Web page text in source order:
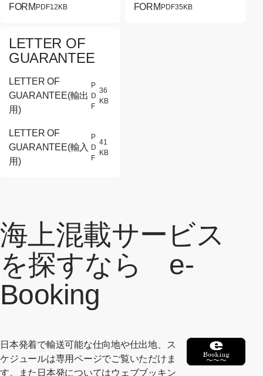
FORM PDF12KB[別ウィンドウでPDFファイルが開きます]
FORM PDF35KB[別ウィンドウで
LETTER OF
GUARANTEE
LETTER OF
GUARANTEE(輸出
用)
P
D
F
36
KB
LETTER OF
GUARANTEE(輸入
用)
P
D
F
41
KB
海上混載サービス
を探すなら e-
Booking
日本発着で輸送可能な仕向地や仕出地、ス
ケジュールは専用ページでご覧いただけま
す。また日本発についてはウェブブッキン